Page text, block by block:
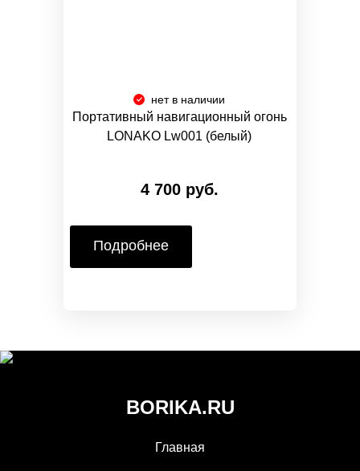
нет в наличии
Портативный навигационный огонь
LONAKO Lw001 (белый)
4 700 руб.
Подробнее
BORIKA.RU
Главная